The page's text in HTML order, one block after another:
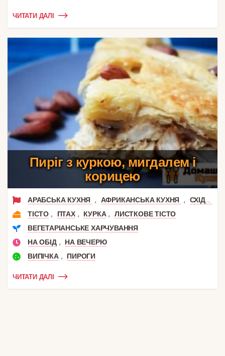
ЧИТАТИ ДАЛІ
Пиріг з куркою, мигдалем і
корицею
АРАБСЬКА КУХНЯ , АФРИКАНСЬКА КУХНЯ ,
СХІДНА КУХНЯ
ТІСТО , ПТАХ , КУРКА ,
ЛИСТКОВЕ ТІСТО
ВЕГЕТАРІАНСЬКЕ ХАРЧУВАННЯ
НА ОБІД ,
НА ВЕЧЕРЮ
ВИПІЧКА , ПИРОГИ
ЧИТАТИ ДАЛІ